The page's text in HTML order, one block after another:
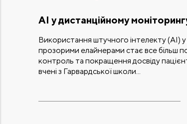
AI у дистанційному
Використання штучного інтелекту (AI)
прозорими елайнерами стає все більш
контроль та покращення досвіду
вчені з Гарвардської школи...